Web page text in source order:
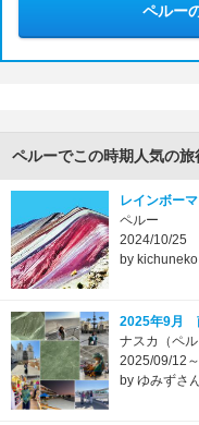
ペルー
ペルーでこの時期人気の旅
レインボー
ペルー
2024/10/25
by
2025年9月
ナスカ（ペル
2025/09/12～
by ゆみずさ